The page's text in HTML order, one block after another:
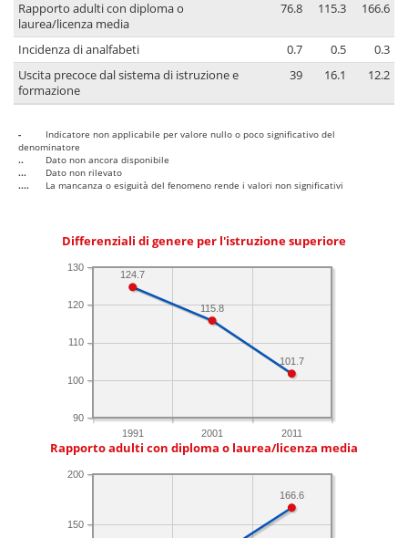
Rapporto adulti con diploma o
laurea/licenza media
76.8 115.3 166.6
Incidenza di analfabeti 0.7 0.5
0.3
Uscita precoce dal sistema di istruzione e
formazione
39 16.1 12.2
-
Indicatore non applicabile per valore nullo o poco significativo del
denominatore
..
Dato non ancora disponibile
...
Dato non rilevato
....
La mancanza o esiguità del fenomeno rende i valori non significativi
Differenziali di genere per l'istruzione superiore
1991 2001 2011
90
100
110
120
130
101.7
115.8
124.7
Rapporto adulti con diploma o laurea/licenza media
150
200
166.6